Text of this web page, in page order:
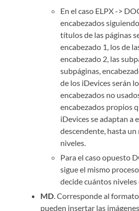
En el caso ELPX ->
encabezados
títulos de las páginas
encabezado 1, los de
encabezado 2, las
subpáginas,
de los iDevices serán
encabezados no
encabezados propios
iDevices se adaptan a
descendente, hasta un
niveles.
Para el caso opuesto
sigue el mismo
decide cuántos niveles
MD. Corresponde al
pueden insertar las